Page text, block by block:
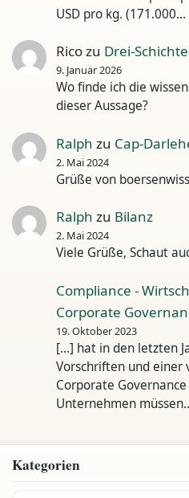
USD pro kg. (171.000…
Ricozu Drei-
9. Januar 2026
Wo finde ich die
dieser Aussage?
Ralph zu Cap-
2. Mai 2024
Grüße von
Ralph zu Bilanz
2. Mai 2024
Viele Grüße, Schaut
Compliance -
Corporate
19. Oktober 2023
[…] hat in den letzten
Vorschriften und
Corporate
Unternehmen
Kategorien